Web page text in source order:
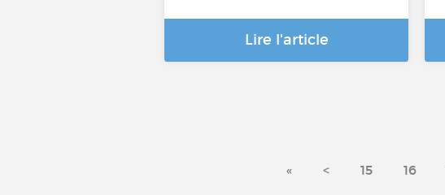
Lire l'article
« < 15 16